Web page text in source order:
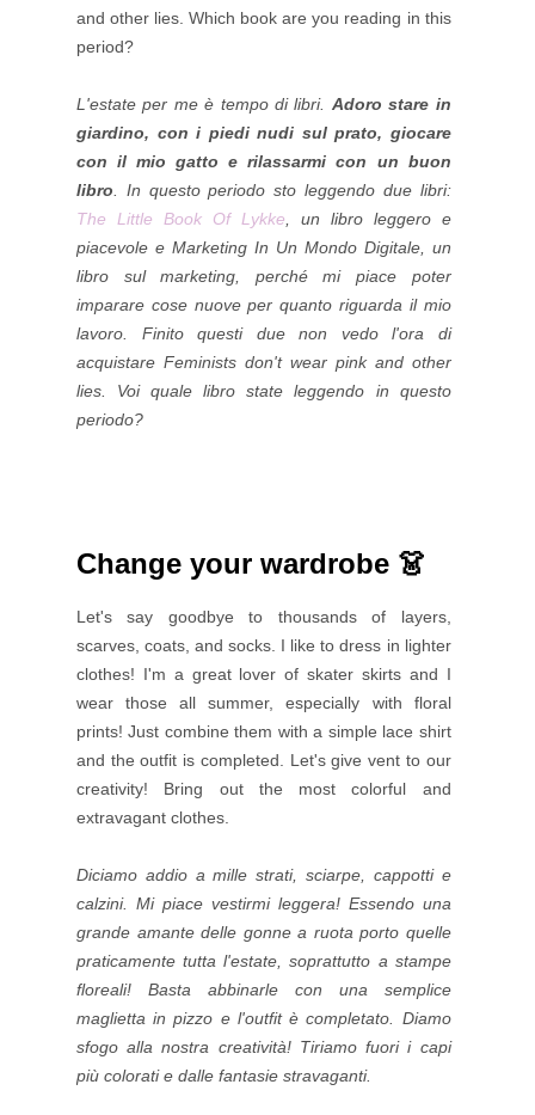
and other lies. Which book are you reading in this
period?
L'estate per me è tempo di libri. Adoro stare in
giardino, con i piedi nudi sul prato, giocare
con il mio gatto e rilassarmi con un buon
libro . In questo periodo sto leggendo due libri:
The Little Book Of Lykke , un libro leggero e
piacevole e Marketing In Un Mondo Digitale, un
libro sul marketing, perché mi piace poter
imparare cose nuove per quanto riguarda il mio
lavoro. Finito questi due non vedo l'ora di
acquistare Feminists don't wear pink and other
lies. Voi quale libro state leggendo in questo
periodo?
Change your wardrobe 👗
Let's say goodbye to thousands of layers,
scarves, coats, and socks. I like to dress in lighter
clothes! I'm a great lover of skater skirts and I
wear those all summer, especially with floral
prints! Just combine them with a simple lace shirt
and the outfit is completed. Let's give vent to our
creativity! Bring out the most colorful and
extravagant clothes.
Diciamo addio a mille strati, sciarpe, cappotti e
calzini. Mi piace vestirmi leggera! Essendo una
grande amante delle gonne a ruota porto quelle
praticamente tutta l'estate, soprattutto a stampe
floreali! Basta abbinarle con una semplice
maglietta in pizzo e l'outfit è completato. Diamo
sfogo alla nostra creatività! Tiriamo fuori i capi
più colorati e dalle fantasie stravaganti.